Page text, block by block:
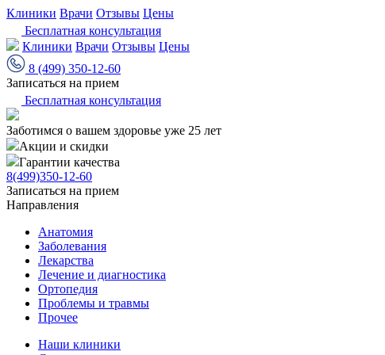
Клиники Врачи Отзывы Цены
Бесплатная консультация
Клиники Врачи Отзывы Цены
8 (499) 350-12-60
Записаться на прием
Бесплатная консультация
Заботимся о вашем здоровье уже 25 лет
Акции и скидки
Гарантии качества
8(499)350-12-60
Записаться на прием
Направления
Анатомия
Заболевания
Лекарства
Лечение и диагностика
Ортопедия
Проблемы и травмы
Прочее
Наши клиники